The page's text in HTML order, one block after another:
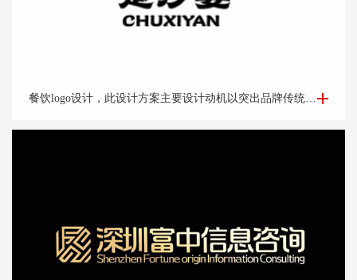
餐饮logo设计-楚*宴餐饮公司logo设计 餐饮logo设计，此设计方案主要设计动机以突出品牌传统老字号的品牌调性出发。以祥云纹路做外围。中心以“楚汉字的变形窗格轩辕造型，亭台楼阁酒肆的视觉印象，链接企业的行业特征